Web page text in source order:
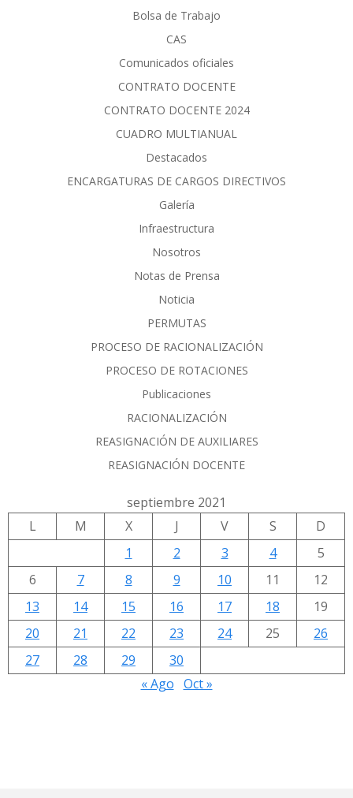
Bolsa de Trabajo
CAS
Comunicados oficiales
CONTRATO DOCENTE
CONTRATO DOCENTE 2024
CUADRO MULTIANUAL
Destacados
ENCARGATURAS DE CARGOS DIRECTIVOS
Galería
Infraestructura
Nosotros
Notas de Prensa
Noticia
PERMUTAS
PROCESO DE RACIONALIZACIÓN
PROCESO DE ROTACIONES
Publicaciones
RACIONALIZACIÓN
REASIGNACIÓN DE AUXILIARES
REASIGNACIÓN DOCENTE
septiembre 2021
L
M X J V S
D
1
2 3 4
5
6
7 8 9 10 11
12
13
14 15 16 17 18
19
20
21 22 23 24 25
26
27
28 29
30
« Ago Oct »